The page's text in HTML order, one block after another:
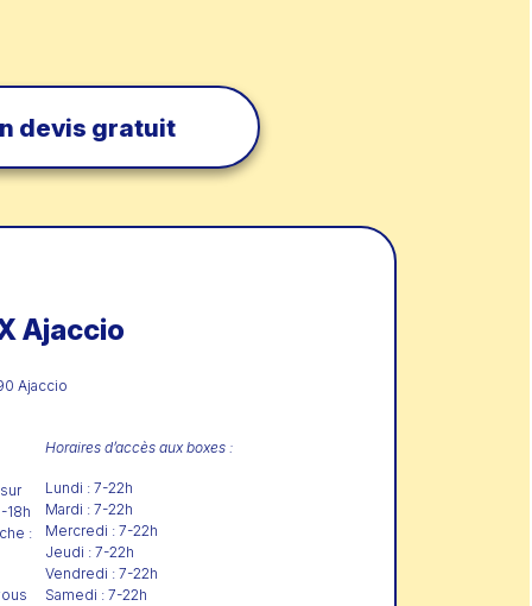
devis gratuit
Ajaccio
Ajaccio
18h
:
Horaires d’accès aux boxes :
Lundi : 7-22h
Mardi : 7-22h
Mercredi : 7-22h
Jeudi : 7-22h
Vendredi : 7-22h
Samedi : 7-22h